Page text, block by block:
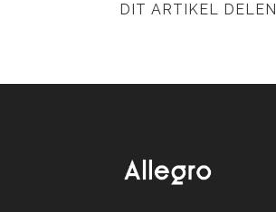
DIT ARTIKEL DELEN